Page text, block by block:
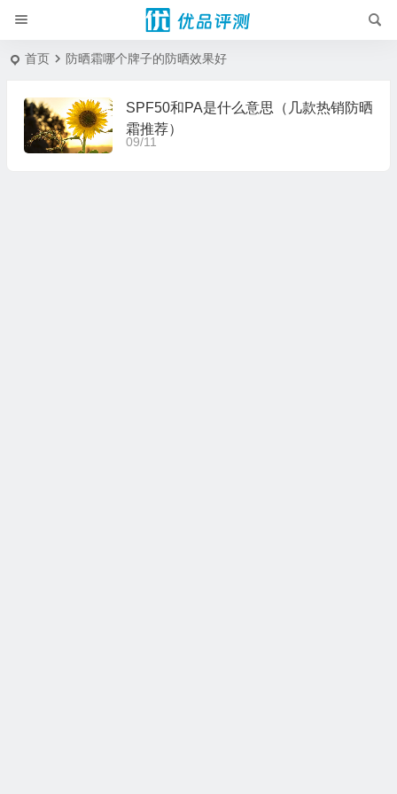
首页 防晒霜哪个牌子的防晒效果好
SPF50和PA是什么意思（几款热销防晒
霜推荐）
09/11